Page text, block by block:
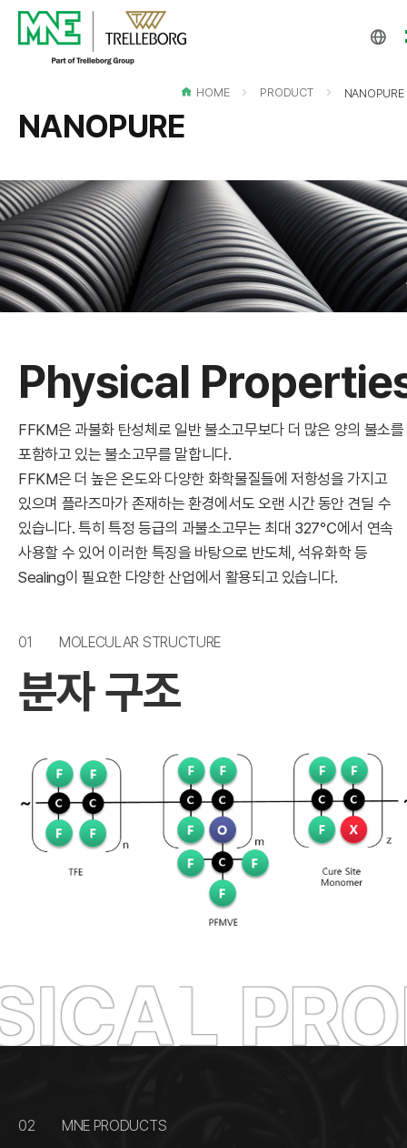
NANOPURE
HOME PRODUCT NANOPURE
Physical
FFKM은 과불화 탄성체로 일반 불소고무보다 더 많은 양의 불소를
포함하고 있는 불소고무를 말합니다.
FFKM은 더 높은 온도와 다양한 화학물질들에 저항성을 가지고
있으며 플라즈마가 존재하는 환경에서도 오랜 시간 동안 견딜 수
있습니다. 특히 특정 등급의 과불소고무는 최대 327℃에서 연속
사용할 수 있어 이러한 특징을 바탕으로 반도체, 석유화학 등
Sealing이 필요한 다양한 산업에서 활용되고 있습니다.
01 MOLECULAR STRUCTURE
분자 구조
02 MNE PRODUCTS